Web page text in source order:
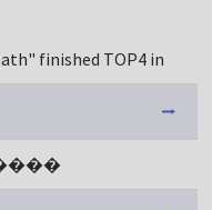
finished TOP4 in
����